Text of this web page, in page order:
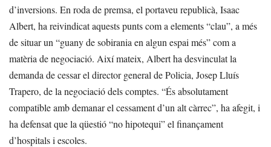
d’inversions. En roda de premsa, el portaveu republicà, Isaac
Albert, ha reivindicat aquests punts com a elements “clau”, a més
de situar un “guany de sobirania en algun espai més” com a
matèria de negociació. Així mateix, Albert ha desvinculat la
demanda de cessar el director general de Policia, Josep Lluís
Trapero, de la negociació dels comptes. “És absolutament
compatible amb demanar el cessament d’un alt càrrec”, ha afegit, i
ha defensat que la qüestió “no hipotequi” el finançament
d’hospitals i escoles.